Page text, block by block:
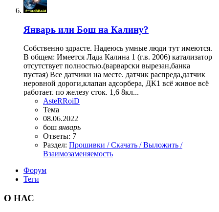
Январь или Бош на Калину?
Собственно здрасте. Надеюсь умные люди тут имеются.
В общем: Имеется Лада Калина 1 (г.в. 2006) катализатор
отсутствует полностью.(варварски вырезан,банка
пустая) Все датчики на месте. датчик распреда,датчик
неровной дороги,клапан адсорбера, ДК1 всё живое всё
работает. по железу сток. 1,6 8кл...
AsteRRoiD
Тема
08.06.2022
бош январь
Ответы: 7
Раздел: Прошивки / Скачать / Выложить /
Взаимозаменяемость
Форум
Теги
О НАС